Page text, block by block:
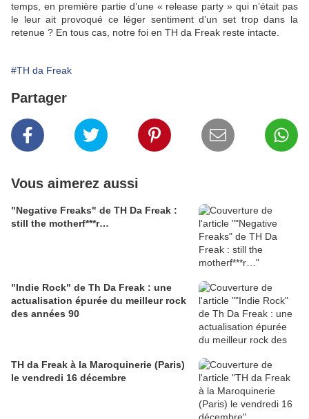
temps, en première partie d’une « release party » qui n’était pas
le leur ait provoqué ce léger sentiment d’un set trop dans la
retenue ? En tous cas, notre foi en TH da Freak reste intacte.
#TH da Freak
Partager
Vous aimerez aussi
"Negative Freaks" de TH Da Freak :
still the motherf***r…
"Indie Rock" de Th Da Freak : une
actualisation épurée du meilleur rock
des années 90
TH da Freak à la Maroquinerie (Paris)
le vendredi 16 décembre